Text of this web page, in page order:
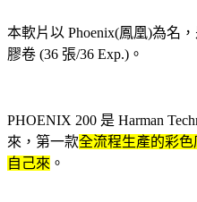
本軟片以 Phoenix(鳳凰)為名
膠卷 (36 張/36 Exp.)。
PHOENIX 200 是 Harman
來，第一款全流程生產的彩
自己來 。